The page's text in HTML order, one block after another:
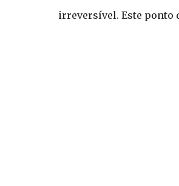
irreversível. Este ponto